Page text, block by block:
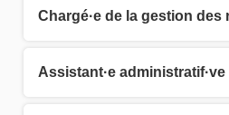
Chargé·e de la gestion des
Assistant·e administratif·ve